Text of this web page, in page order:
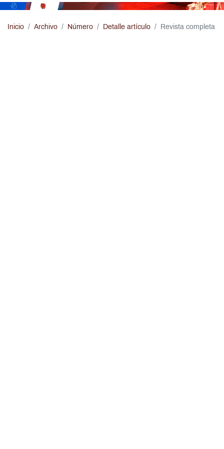
Pasar al contenido principal
Inicio Archivo Número Detalle artículo Revista completa